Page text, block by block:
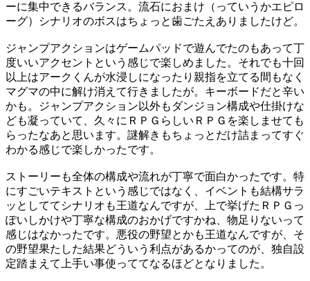
ーに集中できるバランス。流石におまけ（っていうかエピロ
ーグ）シナリオのボスはちょっと歯ごたえありましたけど。
ジャンプアクションはゲームパッドで遊んでたのもあって丁
度いいアクセントという感じで楽しめました。それでも十回
以上はアークくんが水浸しになったり親指を立てる間もなく
マグマの中に解け消えて行きましたが。キーボードだと辛い
かも。ジャンプアクション以外もダンジョン構成や仕掛けな
ども凝っていて、久々にＲＰＧらしいＲＰＧを楽しませても
らったなあと思います。謎解きもちょっとだけ詰まってすぐ
わかる感じで楽しかったです。
ストーリーも全体の構成や流れが丁寧で面白かったです。特
にすごいテキストという感じではなく、イベントも結構サラ
ッとしててシナリオも王道なんですが、上で挙げたＲＰＧっ
ぽいしかけや丁寧な構成のおかげですかね、物足りないって
感じはなかったです。悪役の野望とかも王道なんですが、そ
の野望果たした結果どういう利点があるかってのが、独自設
定踏まえて上手い事使っててなるほどとなりました。